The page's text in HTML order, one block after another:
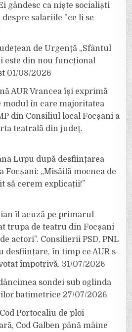
gândesc ca niște socialiști
salariile ”ce li se
de Urgență „Sfântul
este din nou funcțional
01/08/2026
AUR Vrancea își exprimă
modul în care majoritatea
din Consiliul local Focșani a
teatrală din județ.
Lupu după desființarea
Focșani: „Misăilă mocnea de
să cerem explicații!”
îl acuză pe primarul
trupa de teatru din Focșani
actori”. Consilierii PSD, PNL
desființare, în timp ce AUR s-
împotrivă. 31/07/2026
sondei sub oglinda
batimetrice 27/07/2026
Portocaliu de ploi
Cod Galben până mâine